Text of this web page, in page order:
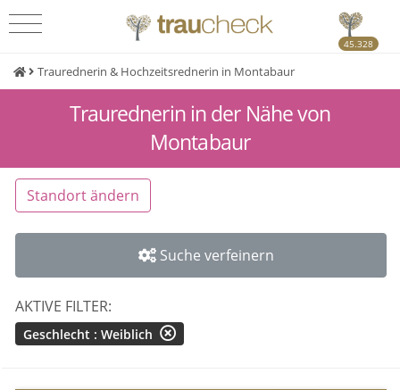
45.328
Traurednerin & Hochzeitsrednerin in Montabaur
Traurednerin in der Nähe von
Montabaur
Standort ändern
Suche verfeinern
AKTIVE FILTER:
Geschlecht : Weiblich